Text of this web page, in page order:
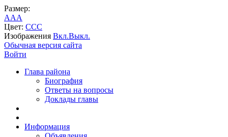
Размер:
AAA
Цвет: CCC
Изображения Вкл.Выкл.
Обычная версия сайта
Войти
Глава района
Биография
Ответы на вопросы
Доклады главы
Информация